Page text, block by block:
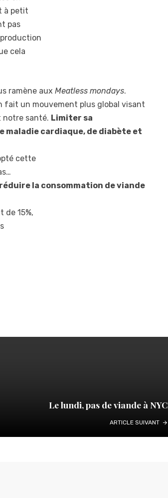
à petit
pas
cela
ramène aux Meatless mondays.
fait un mouvement plus global visant
notre santé. Limiter sa
maladie cardiaque, de diabète et
cette
réduire la consommation de viande
de 15%,
Le lundi, pas de viande à NYC
ARTICLE SUIVANT